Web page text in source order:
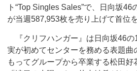
ト“Top Singles Sales”で、日向坂46
が当週587,953枚を売り上げて首位
『クリフハンガー』は日向坂46の
実が初めてセンターを務める表題曲
もってグループから卒業する松田好